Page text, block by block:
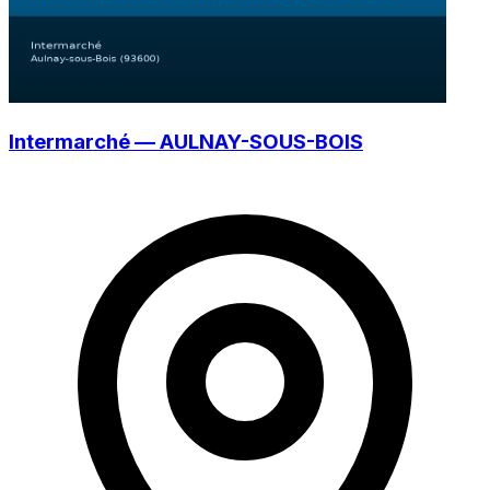
Intermarché — AULNAY-SOUS-BOIS